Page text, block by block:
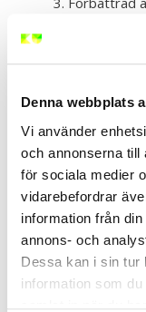
Denna webbplats
Vi använder
och annonserna till
för sociala medier
vidarebefordrar
information från
annons- och
Dessa kan i sin tur
information som
främjar
leda till
Bredare
som
enklare
bredare
starka
på
För att främja